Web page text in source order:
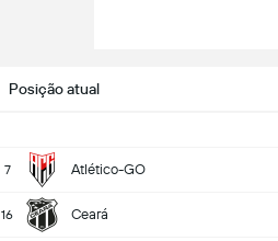
Posição atual
7 Atlético-GO
16 Ceará